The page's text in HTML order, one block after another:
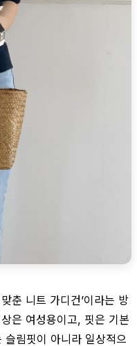
춘 니트 가디건’이라는 방
은 여성용이고, 핏은 기본
림핏이 아니라 일상적으